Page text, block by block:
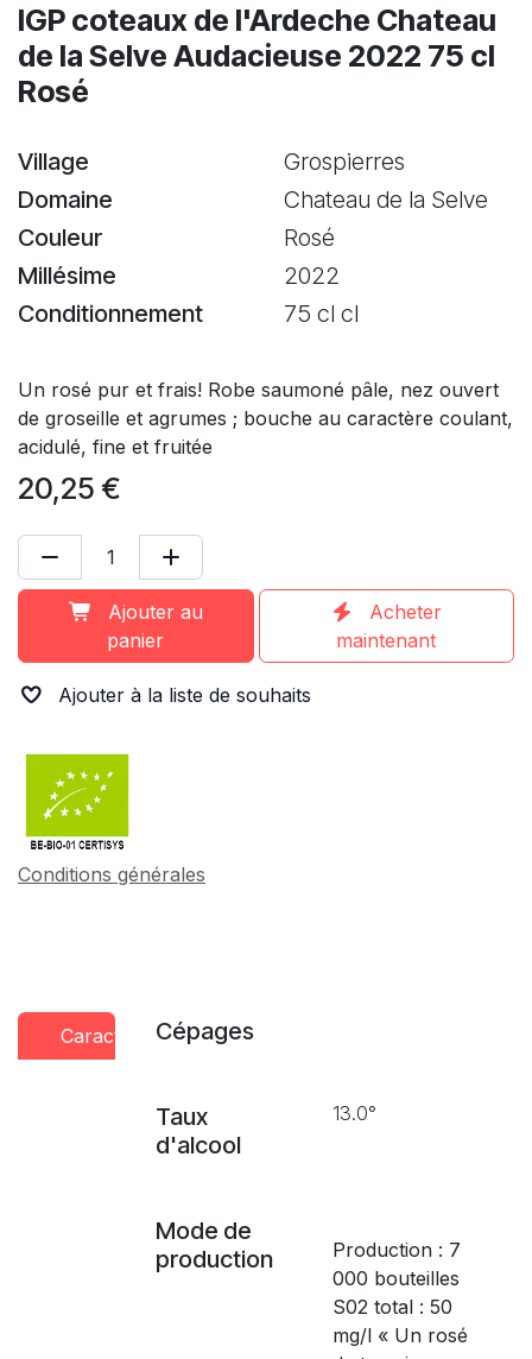
IGP coteaux de l'Ardeche Chateau
de la Selve Audacieuse 2022 75 cl
Rosé
Village
Grospierres
Domaine
Chateau de la Selve
Couleur
Rosé
Millésime
2022
Conditionnement
75 cl cl
Un rosé pur et frais! Robe saumoné pâle, nez ouvert
de groseille et agrumes ; bouche au caractère coulant,
acidulé, fine et fruitée
20,25 €
Ajouter au
panier
Acheter
maintenant
Ajouter à la liste de souhaits
Conditions générales
CaractéristiquesCépages
Taux
d'alcool
13.0°
Mode de
production
Production : 7
000 bouteilles
S02 total : 50
mg/l « Un rosé